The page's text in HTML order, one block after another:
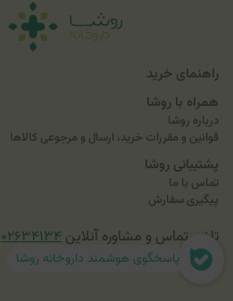
راهنمای خرید
همراه با روشا
درباره روشا
قوانین و مقررات خرید، ارسال و مرجوعی کالاها
پشتیبانی روشا
تماس با ما
پیگیری سفارش
تلفن تماس و مشاوره آنلاین ۰۲۶۳۴۱۳۴
پاسخگوی هوشمند داروخانه روشا